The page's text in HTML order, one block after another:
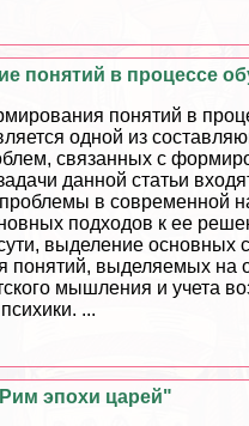
понятий в процессе
понятий в
одной из
связанных с
данной статьи
в современной
подходов к ее
выделение основных
понятий, выделяемых на
мышления и учета
...
эпохи царей"